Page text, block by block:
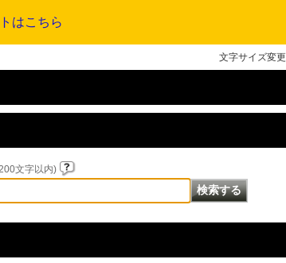
文字サイズ変更
文字以内)